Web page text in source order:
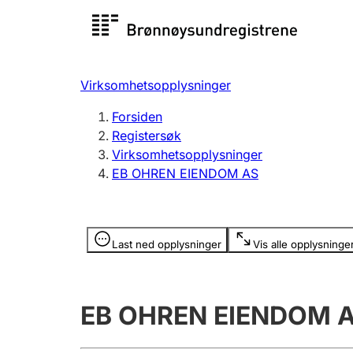
Registersøk
Registrere, endre, slette
Virksomhetsopplysninger
Forsiden
Registersøk
Virksomhetsopplysninger
EB OHREN EIENDOM AS
Last ned opplysninger Vis alle
Opplysninger er skjult
EB OHREN EIENDOM